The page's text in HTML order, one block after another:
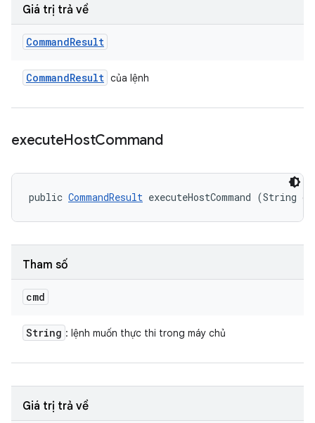
Giá trị trả về
CommandResult
CommandResult của lệnh
executeHostCommand
public CommandResult executeHostCommand (String
Tham số
cmd
String : lệnh muốn thực thi trong máy chủ
Giá trị trả về